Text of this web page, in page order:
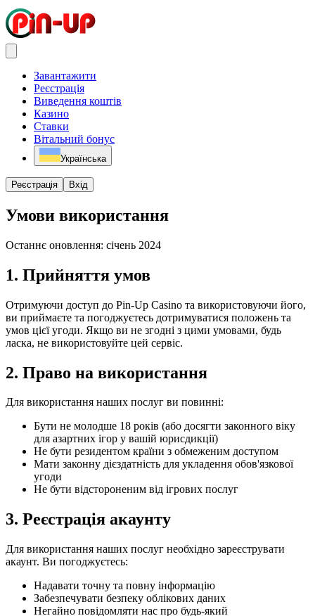
Завантажити
Реєстрація
Виведення коштів
Казино
Ставки
Вітальний бонус
Українська
Реєстрація Вхід
Умови використання
Останнє оновлення: січень 2024
1. Прийняття умов
Отримуючи доступ до Pin-Up Casino та використовуючи його,
ви приймаєте та погоджуєтесь дотримуватися положень та
умов цієї угоди. Якщо ви не згодні з цими умовами, будь
ласка, не використовуйте цей сервіс.
2. Право на використання
Для використання наших послуг ви повинні:
Бути не молодше 18 років (або досягти законного віку
для азартних ігор у вашій юрисдикції)
Не бути резидентом країни з обмеженим доступом
Мати законну дієздатність для укладення обов'язкової
угоди
Не бути відстороненим від ігрових послуг
3. Реєстрація акаунту
Для використання наших послуг необхідно зареєструвати
акаунт. Ви погоджуєтесь:
Надавати точну та повну інформацію
Забезпечувати безпеку облікових даних
Негайно повідомляти нас про будь-який